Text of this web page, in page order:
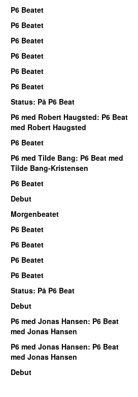
P6 Beatet
P6 Beatet
P6 Beatet
P6 Beatet
P6 Beatet
P6 Beatet
Status: På P6 Beat
P6 med Robert Haugsted: P6 Beat
med Robert Haugsted
P6 Beatet
P6 med Tilde Bang: P6 Beat med
Tilde Bang-Kristensen
P6 Beatet
Debut
Morgenbeatet
P6 Beatet
P6 Beatet
P6 Beatet
P6 Beatet
Status: På P6 Beat
Debut
P6 med Jonas Hansen: P6 Beat
med Jonas Hansen
P6 med Jonas Hansen: P6 Beat
med Jonas Hansen
Debut